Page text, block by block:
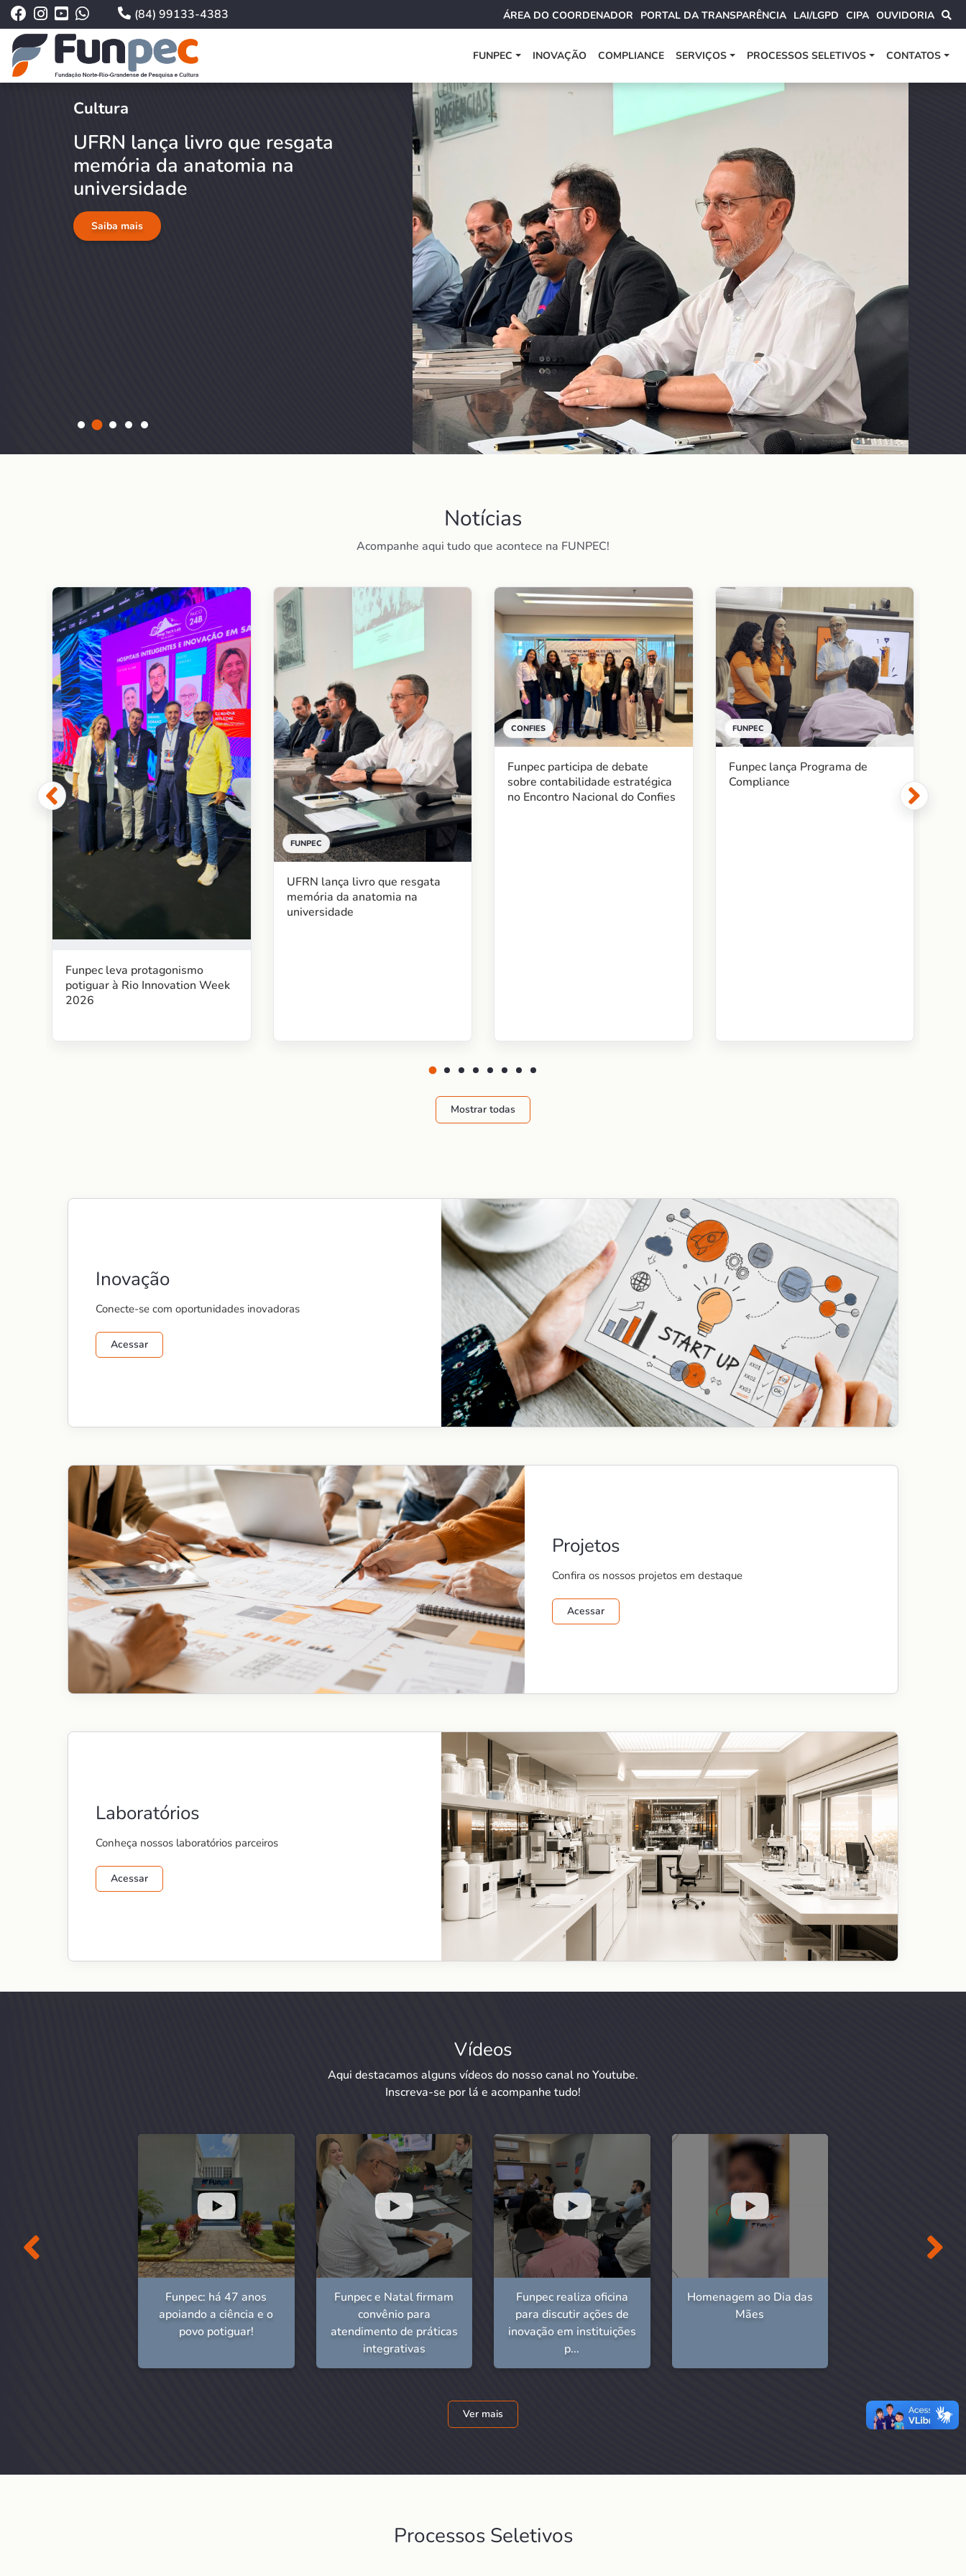
(84) 99133-4383 ÁREA DO COORDENADOR PORTAL DA TRANSPARÊNCIA LAI/LGPD CIPA OUVIDORIA
FUNPEC INOVAÇÃO COMPLIANCE SERVIÇOS PROCESSOS SELETIVOS CONTATOS
Cultura
UFRN lança livro que resgata
memória da anatomia na
universidade
Saiba mais
Notícias
Acompanhe aqui tudo que acontece na FUNPEC!
Funpec leva protagonismo
potiguar à Rio Innovation Week
2026
FUNPEC
UFRN lança livro que resgata
memória da anatomia na
universidade
CONFIES
Funpec participa de debate
sobre contabilidade estratégica
no Encontro Nacional do Confies
FUNPEC
Funpec lança Programa de
Compliance
Mostrar todas
Inovação
Conecte-se com oportunidades inovadoras
Acessar
Projetos
Confira os nossos projetos em destaque
Acessar
Laboratórios
Conheça nossos laboratórios parceiros
Acessar
Vídeos
Aqui destacamos alguns vídeos do nosso canal no Youtube.
Inscreva-se por lá e acompanhe tudo!
Funpec: há 47 anos
apoiando a ciência e o
povo potiguar!
Funpec e Natal firmam
convênio para
atendimento de práticas
integrativas
Funpec realiza oficina
para discutir ações de
inovação em instituições
p...
Homenagem ao Dia das
Mães
Ver mais
Processos Seletivos